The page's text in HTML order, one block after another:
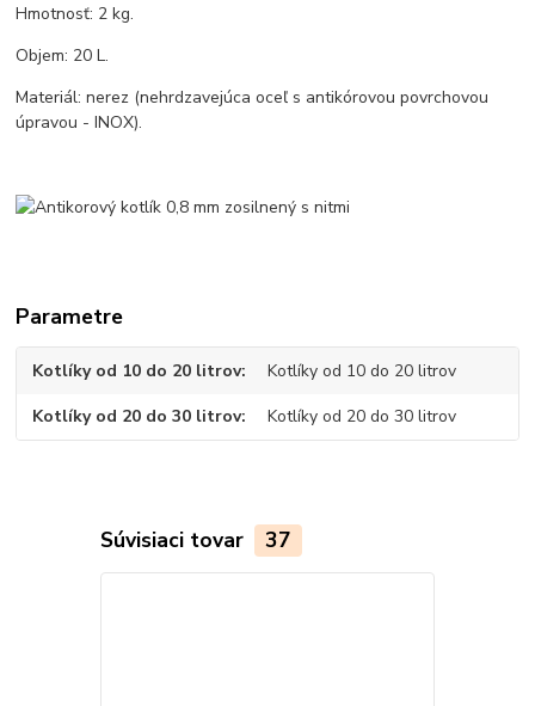
Hmotnosť: 2 kg.
Objem: 20 L.
Materiál: nerez (nehrdzavejúca oceľ s antikórovou povrchovou
úpravou - INOX).
Parametre
Kotlíky od 10 do 20 litrov Kotlíky od 10 do 20 litrov
Kotlíky od 20 do 30 litrov Kotlíky od 20 do 30 litrov
Súvisiaci tovar 37